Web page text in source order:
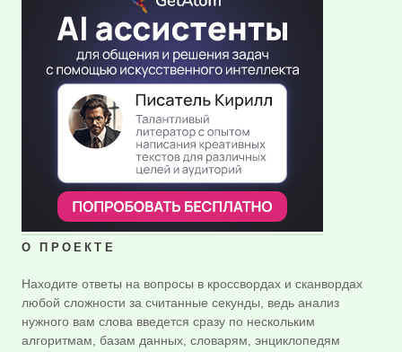
О ПРОЕКТЕ
Находите ответы на вопросы в кроссвордах и сканвордах
любой сложности за считанные секунды, ведь анализ
нужного вам слова введется сразу по нескольким
алгоритмам, базам данных, словарям, энциклопедям